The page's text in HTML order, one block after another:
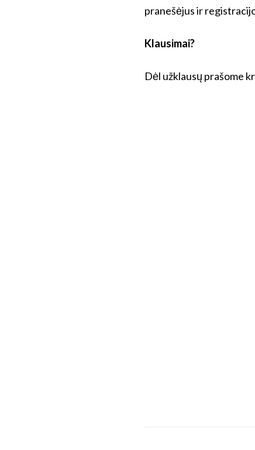
pranešėjus ir
Klausimai?
Dėl užklausų prašome